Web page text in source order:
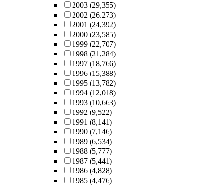
2003 (29,355)
2002 (26,273)
2001 (24,392)
2000 (23,585)
1999 (22,707)
1998 (21,284)
1997 (18,766)
1996 (15,388)
1995 (13,782)
1994 (12,018)
1993 (10,663)
1992 (9,522)
1991 (8,141)
1990 (7,146)
1989 (6,534)
1988 (5,777)
1987 (5,441)
1986 (4,828)
1985 (4,476)